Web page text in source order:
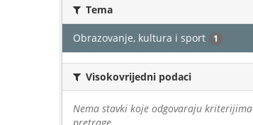
Tema
Obrazovanje, kultura i sport 1
Visokovrijedni podaci
Nema stavki koje odgovaraju kriterijima